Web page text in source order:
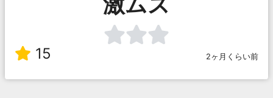
15 2ヶ月くらい前